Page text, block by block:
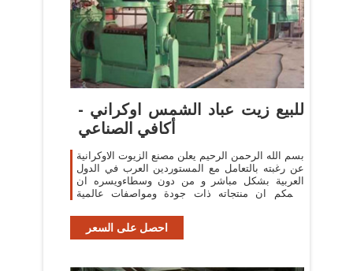
للبيع زيت عباد الشمس اوكراني -
أكافي الصناعي
بسم الله الرحمن الرحيم يعلن مصنع الزيوت الاوكرانية
عن رغبته بالتعامل مع المستوردين العرب في الدول
العربية بشكل مباشر و من دون وسطاءويسره ان
يعلمكم ان منتجاته ذات جودة ومواصفات عالمية
احصل على السعر